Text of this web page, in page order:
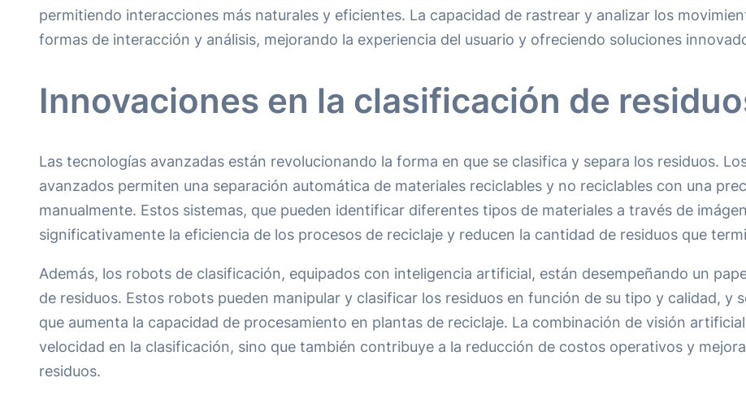
permitiendo interacciones más naturales y eficientes. La capacidad de rastrear y analizar los
formas de interacción y análisis, mejorando la experiencia del usuario y ofreciendo soluciones
Innovaciones en la clasificación de
Las tecnologías avanzadas están revolucionando la forma en que se clasifica y separa los residuos.
avanzados permiten una separación automática de materiales reciclables y no reciclables con una
manualmente. Estos sistemas, que pueden identificar diferentes tipos de materiales a través de
significativamente la eficiencia de los procesos de reciclaje y reducen la cantidad de residuos que
Además, los robots de clasificación, equipados con inteligencia artificial, están desempeñando un
de residuos. Estos robots pueden manipular y clasificar los residuos en función de su tipo y calidad, y
que aumenta la capacidad de procesamiento en plantas de reciclaje. La combinación de visión
velocidad en la clasificación, sino que también contribuye a la reducción de costos operativos y
residuos.